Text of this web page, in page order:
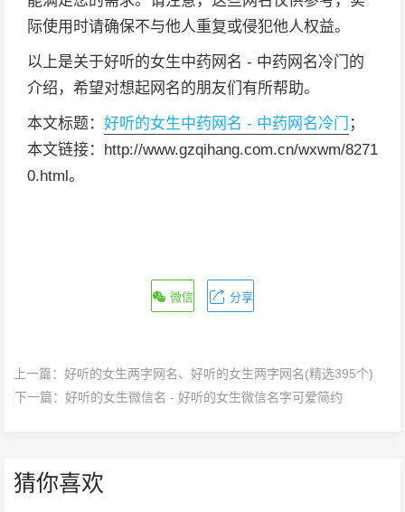
际使用时请确保不与他人重复或侵犯他人权益。
以上是关于好听的女生中药网名 - 中药网名冷门的
介绍，希望对想起网名的朋友们有所帮助。
本文标题： 好听的女生中药网名 - 中药网名冷门 ；
本文链接：http://www.gzqihang.com.cn/wxwm/8271
0.html。
微信 分享
上一篇： 好听的女生两字网名、好听的女生两字网名(精选395个)
下一篇： 好听的女生微信名 - 好听的女生微信名字可爱简约
猜你喜欢